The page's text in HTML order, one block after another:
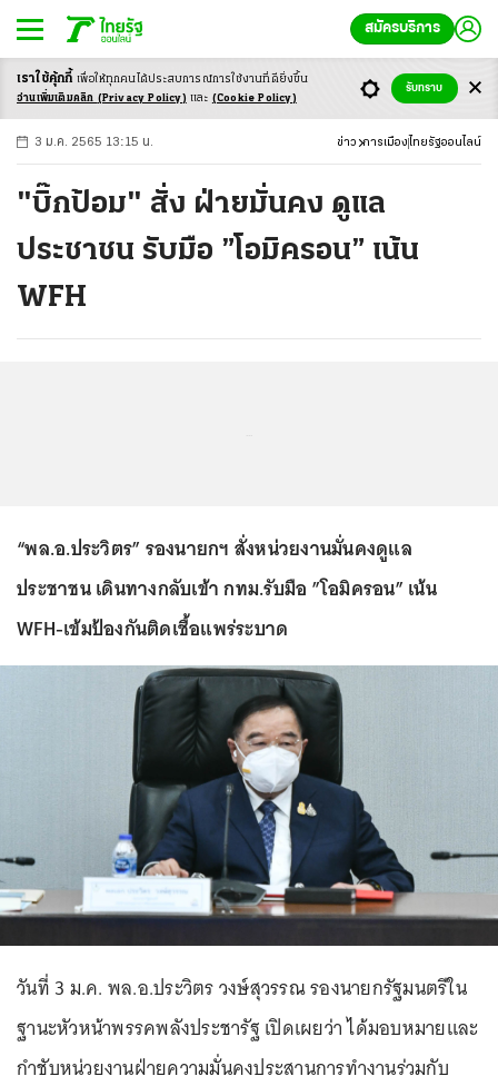
สมัครบริการ
-ก ก ก+
3 ม.ค. 2565 13:15 น. ข่าว การเมือง ไทยรัฐออนไลน์
"บิ๊กป้อม" สั่ง ฝ่ายมั่นคง ดูแล
ประชาชน รับมือ ”โอมิครอน” เน้น
WFH
“พล.อ.ประวิตร” รองนายกฯ สั่งหน่วยงานมั่นคงดูแล
ประชาชน เดินทางกลับเข้า กทม.รับมือ ”โอมิครอน” เน้น
WFH-เข้มป้องกันติดเชื้อแพร่ระบาด
วันที่ 3 ม.ค. พล.อ.ประวิตร วงษ์สุวรรณ รองนายกรัฐมนตรีใน
ฐานะหัวหน้าพรรคพลังประชารัฐ เปิดเผยว่า ได้มอบหมายและ
กำชับหน่วยงานฝ่ายความมั่นคงประสานการทำงานร่วมกับ
เราใช้คุ้กกี้ เพื่อให้ทุกคนได้ประสบการณ์การใช้งานที่ดียิ่งขึ้น
อ่านเพิ่มเติมคลิก (Privacy Policy) และ (Cookie Policy)
รับทราบ